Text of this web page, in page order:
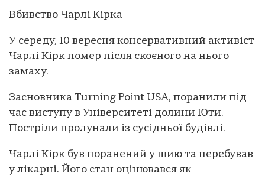
Вбивство Чарлі Кірка
У середу, 10 вересня консервативний активіст
Чарлі Кірк помер після скоєного на нього
замаху.
Засновника Turning Point USA, поранили під
час виступу в Університеті долини Юти.
Постріли пролунали із сусідньої будівлі.
Чарлі Кірк був поранений у шию та перебував
у лікарні. Його стан оцінювався як